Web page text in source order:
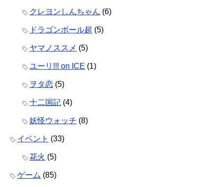
クレヨンしんちゃん (6)
ドラゴンボール超 (5)
ヤマノススメ (5)
ユーリ!!! on ICE (1)
ヲタ恋 (5)
十二国記 (4)
妖怪ウォッチ (8)
イベント (33)
花火 (5)
ゲーム (85)